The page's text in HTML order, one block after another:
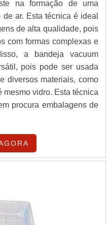
na formação de uma
ar. Esta técnica é ideal
de alta qualidade, pois
com formas complexas e
a bandeja vacuum
pois pode ser usada
diversos materiais, como
mesmo vidro. Esta técnica
procura embalagens de